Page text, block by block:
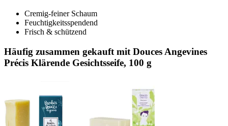
Cremig-feiner Schaum
Feuchtigkeitsspendend
Frisch & schützend
Häufig zusammen gekauft mit Douces Angevines
Précis Klärende Gesichtsseife, 100 g